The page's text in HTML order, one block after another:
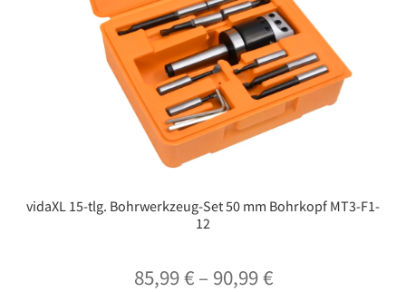
vidaXL 15-tlg. Bohrwerkzeug-Set 50 mm Bohrkopf MT3-F1-
12
85,99€ – 90,99€Preisspanne: